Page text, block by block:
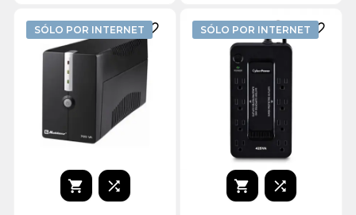
SÓLO POR INTERNET 
 
SÓLO POR INTERNET 
 